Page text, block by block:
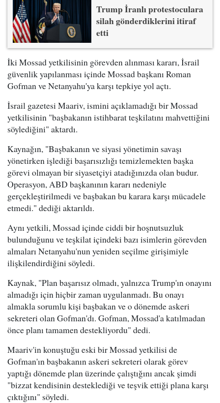
Trump İranlı protestoculara
silah gönderdiklerini itiraf
etti
İki Mossad yetkilisinin görevden alınması kararı, İsrail
güvenlik yapılanması içinde Mossad başkanı Roman
Gofman ve Netanyahu'ya karşı tepkiye yol açtı.
İsrail gazetesi Maariv, ismini açıklamadığı bir Mossad
yetkilisinin "başbakanın istihbarat teşkilatını mahvettiğini
söylediğini" aktardı.
Kaynağın, "Başbakanın ve siyasi yönetimin savaşı
yönetirken işlediği başarısızlığı temizlemekten başka
görevi olmayan bir siyasetçiyi atadığınızda olan budur.
Operasyon, ABD başkanının kararı nedeniyle
gerçekleştirilmedi ve başbakan bu karara karşı mücadele
etmedi." dediği aktarıldı.
Aynı yetkili, Mossad içinde ciddi bir hoşnutsuzluk
bulunduğunu ve teşkilat içindeki bazı isimlerin görevden
almaları Netanyahu'nun yeniden seçilme girişimiyle
ilişkilendirdiğini söyledi.
Kaynak, "Plan başarısız olmadı, yalnızca Trump'ın onayını
almadığı için hiçbir zaman uygulanmadı. Bu onayı
almakla sorumlu kişi başbakan ve o dönemde askeri
sekreteri olan Gofman'dı. Gofman, Mossad'a katılmadan
önce planı tamamen destekliyordu" dedi.
Maariv'in konuştuğu eski bir Mossad yetkilisi de
Gofman'ın başbakanın askeri sekreteri olarak görev
yaptığı dönemde plan üzerinde çalıştığını ancak şimdi
"bizzat kendisinin desteklediği ve teşvik ettiği plana karşı
çıktığını" söyledi.